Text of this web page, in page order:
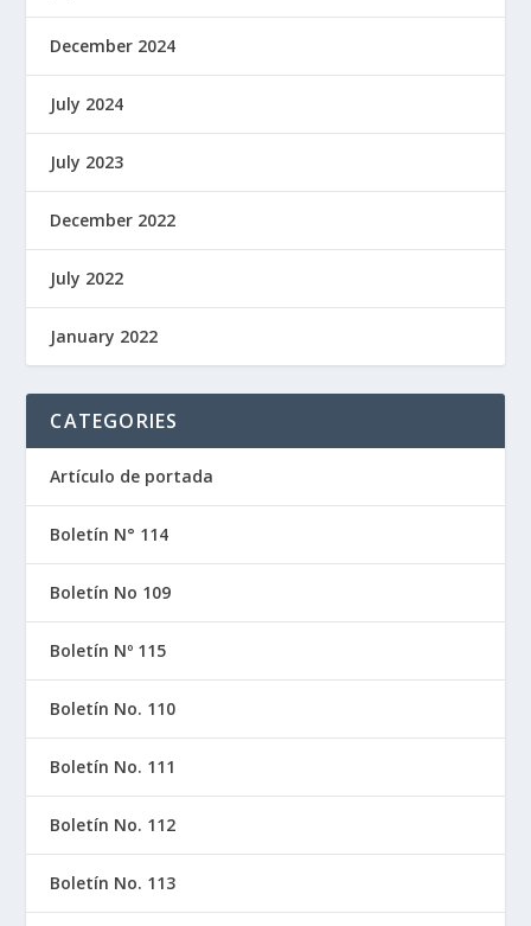
December 2024
July 2024
July 2023
December 2022
July 2022
January 2022
CATEGORIES
Artículo de portada
Boletín N° 114
Boletín No 109
Boletín Nº 115
Boletín No. 110
Boletín No. 111
Boletín No. 112
Boletín No. 113